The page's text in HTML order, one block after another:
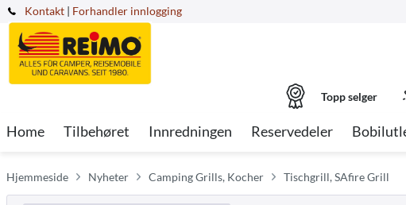
Kontakt | Forhandler innlogging
Topp selger
Home Tilbehøret Innredningen Reservedeler
Hjemmeside Nyheter Camping Grills, Kocher Tischgrill, SAfire Grill